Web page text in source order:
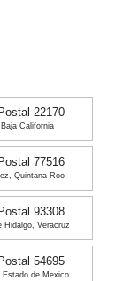
22170
California
77516
Quintana Roo
93308
Hidalgo, Veracruz
54695
Estado de Mexico